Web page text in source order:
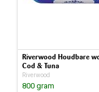
Riverwood Houdbare
Cod & Tuna
Riverwood
800 gram